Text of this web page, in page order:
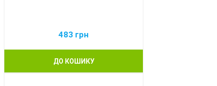
483 грн
ДО КОШИКУ